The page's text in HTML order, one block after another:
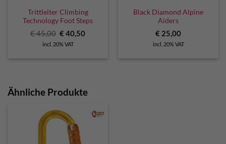
Trittleiter Climbing
Technology Foot Steps
€45,00 Original
price
was:
€40,50Current
incl. 20% VAT
Black Diamond Alpine
Aiders
€ 25,00
incl. 20% VAT
Ähnliche Produkte